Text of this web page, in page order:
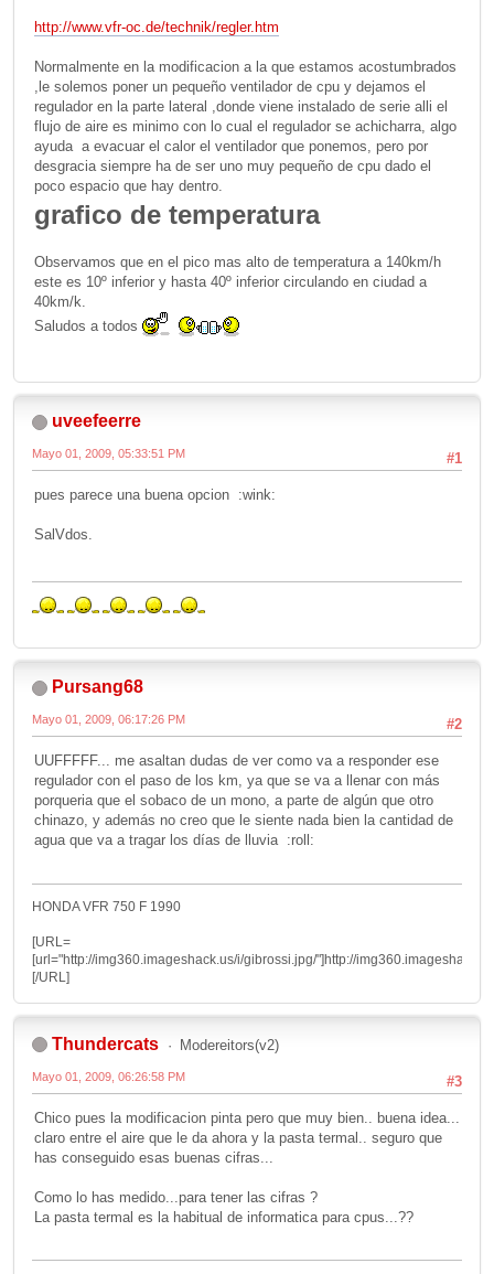
http://www.vfr-oc.de/technik/regler.htm
Normalmente en la modificacion a la que estamos acostumbrados
,le solemos poner un pequeño ventilador de cpu y dejamos el
regulador en la parte lateral ,donde viene instalado de serie alli el
flujo de aire es minimo con lo cual el regulador se achicharra, algo
ayuda a evacuar el calor el ventilador que ponemos, pero por
desgracia siempre ha de ser uno muy pequeño de cpu dado el
poco espacio que hay dentro.
grafico de temperatura
Observamos que en el pico mas alto de temperatura a 140km/h
este es 10º inferior y hasta 40º inferior circulando en ciudad a
40km/k.
Saludos a todos
uveefeerre
#1
Mayo 01, 2009, 05:33:51 PM
pues parece una buena opcion :wink:
SalVdos.
Pursang68
#2
Mayo 01, 2009, 06:17:26 PM
UUFFFFF... me asaltan dudas de ver como va a responder ese
regulador con el paso de los km, ya que se va a llenar con más
porqueria que el sobaco de un mono, a parte de algún que otro
chinazo, y además no creo que le siente nada bien la cantidad de
agua que va a tragar los días de lluvia :roll:
HONDA VFR 750 F 1990
[URL=
[url="http://img360.imageshack.us/i/gibrossi.jpg/"]http://
[/URL]
Thundercats Modereitors(v2)
#3
Mayo 01, 2009, 06:26:58 PM
Chico pues la modificacion pinta pero que muy bien.. buena idea...
claro entre el aire que le da ahora y la pasta termal.. seguro que
has conseguido esas buenas cifras...
Como lo has medido...para tener las cifras ?
La pasta termal es la habitual de informatica para cpus...??